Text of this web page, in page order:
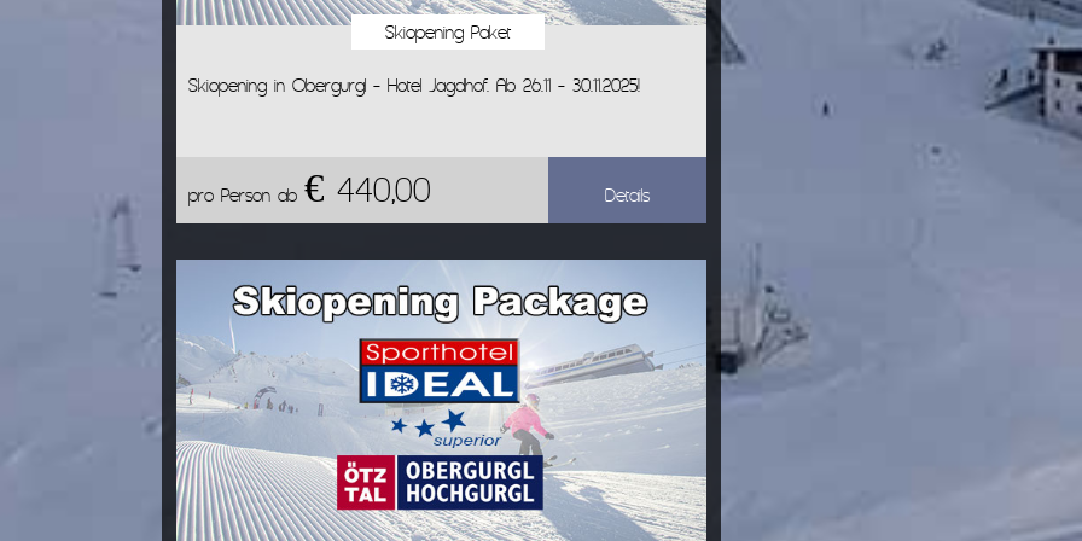
Skiopening Paket
Skiopening in Obergurgl - Hotel Jagdhof. Ab 26.11 - 30.11.2025!
pro Person ab € 440,00 Details